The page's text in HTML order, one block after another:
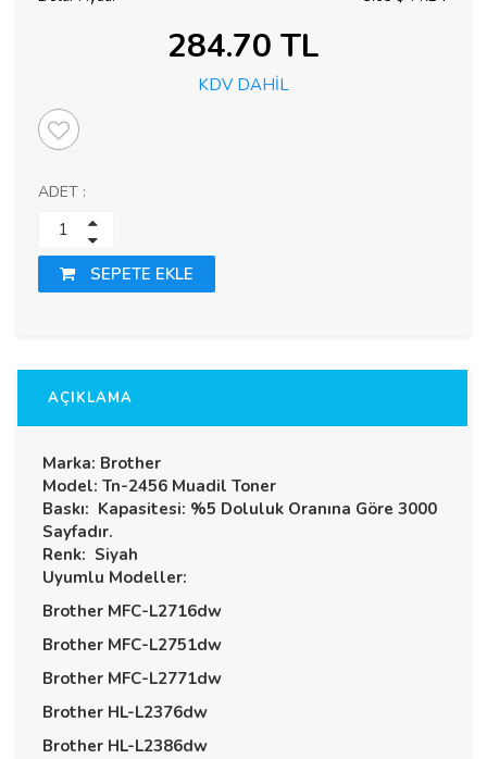
284.70 TL
KDV DAHİL
ADET :
SEPETE EKLE
AÇIKLAMA
Marka: Brother
Model: Tn-2456 Muadil Toner
Baskı: Kapasitesi: %5 Doluluk Oranına Göre 3000
Sayfadır.
Renk: Siyah
Uyumlu Modeller:
Brother MFC-L2716dw
Brother MFC-L2751dw
Brother MFC-L2771dw
Brother HL-L2376dw
Brother HL-L2386dw